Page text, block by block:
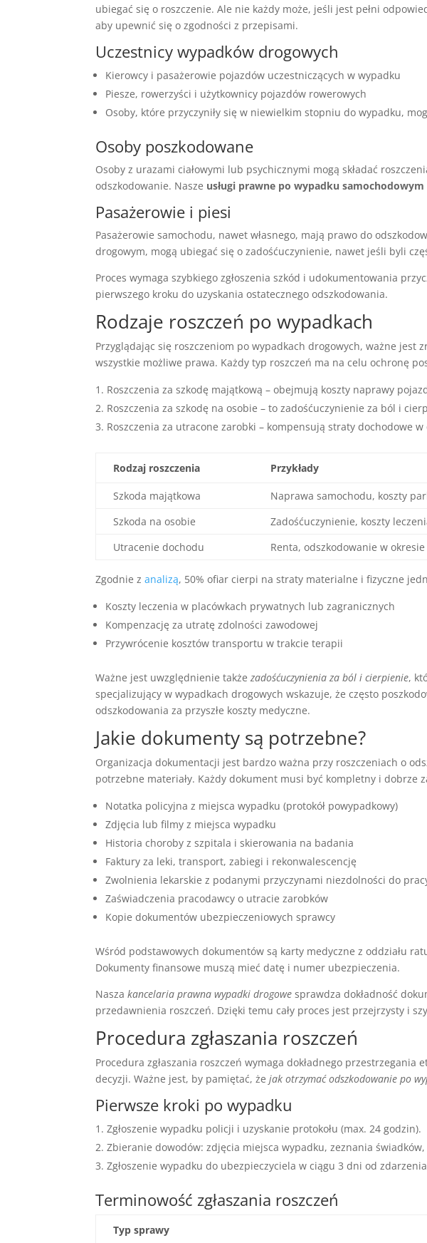
ubiegać się o roszczenie. Ale nie każdy może, jeśli jest pełni
aby upewnić się o zgodności z przepisami.
Uczestnicy wypadków drogowych
Kierowcy i pasażerowie pojazdów uczestniczących w wypadku
Piesze, rowerzyści i użytkownicy pojazdów rowerowych
Osoby, które przyczyniły się w niewielkim stopniu do wypadku,
Osoby poszkodowane
Osoby z urazami ciałowymi lub psychicznymi mogą składać
odszkodowanie. Nasze usługi prawne po wypadku samochodowym
Pasażerowie i piesi
Pasażerowie samochodu, nawet własnego, mają prawo do
drogowym, mogą ubiegać się o zadośćuczynienie, nawet jeśli byli
Proces wymaga szybkiego zgłoszenia szkód i udokumentowania
pierwszego kroku do uzyskania ostatecznego odszkodowania.
Rodzaje roszczeń po wypadkach
Przyglądając się roszczeniom po wypadkach drogowych, ważne jest
wszystkie możliwe prawa. Każdy typ roszczeń ma na celu ochronę
Roszczenia za szkodę majątkową – obejmują koszty naprawy
Roszczenia za szkodę na osobie – to zadośćuczynienie za ból i
Roszczenia za utracone zarobki – kompensują straty dochodowe
Rodzaj roszczenia Przykłady
Szkoda majątkowa Naprawa samochodu, koszty
Szkoda na osobie
Zadośćuczynienie, koszty
Utracenie dochodu
Renta, odszkodowanie w
Zgodnie zanalizą, 50% ofiar cierpi na straty materialne i fizyczne
Koszty leczenia w placówkach prywatnych lub zagranicznych
Kompenzację za utratę zdolności zawodowej
Przywrócenie kosztów transportu w trakcie terapii
Ważne jest uwzględnienie takżezadośćuczynienia za ból i cierpienie,
specjalizujący w wypadkach drogowych wskazuje, że często
odszkodowania za przyszłe koszty medyczne.
Jakie dokumenty są potrzebne?
Organizacja dokumentacji jest bardzo ważna przy roszczeniach o
potrzebne materiały. Każdy dokument musi być kompletny i dobrze
Notatka policyjna z miejsca wypadku (protokół powypadkowy)
Zdjęcia lub filmy z miejsca wypadku
Historia choroby z szpitala i skierowania na badania
Faktury za leki, transport, zabiegi i rekonwalescencję
Zwolnienia lekarskie z podanymi przyczynami niezdolności do
Zaświadczenia pracodawcy o utracie zarobków
Kopie dokumentów ubezpieczeniowych sprawcy
Wśród podstawowych dokumentów są karty medyczne z oddziału
Dokumenty finansowe muszą mieć datę i numer ubezpieczenia.
Naszakancelaria prawna wypadki drogowe sprawdza dokładność
przedawnienia roszczeń. Dzięki temu cały proces jest przejrzysty i
Procedura zgłaszania roszczeń
Procedura zgłaszania roszczeń wymaga dokładnego
decyzji. Ważne jest, by pamiętać, żejak otrzymać odszkodowanie po
Pierwsze kroki po wypadku
Zgłoszenie wypadku policji i uzyskanie protokołu (max. 24 godzin).
Zbieranie dowodów: zdjęcia miejsca wypadku, zeznania
Zgłoszenie wypadku do ubezpieczyciela w ciągu 3 dni od
Terminowość zgłaszania roszczeń
Typ sprawy